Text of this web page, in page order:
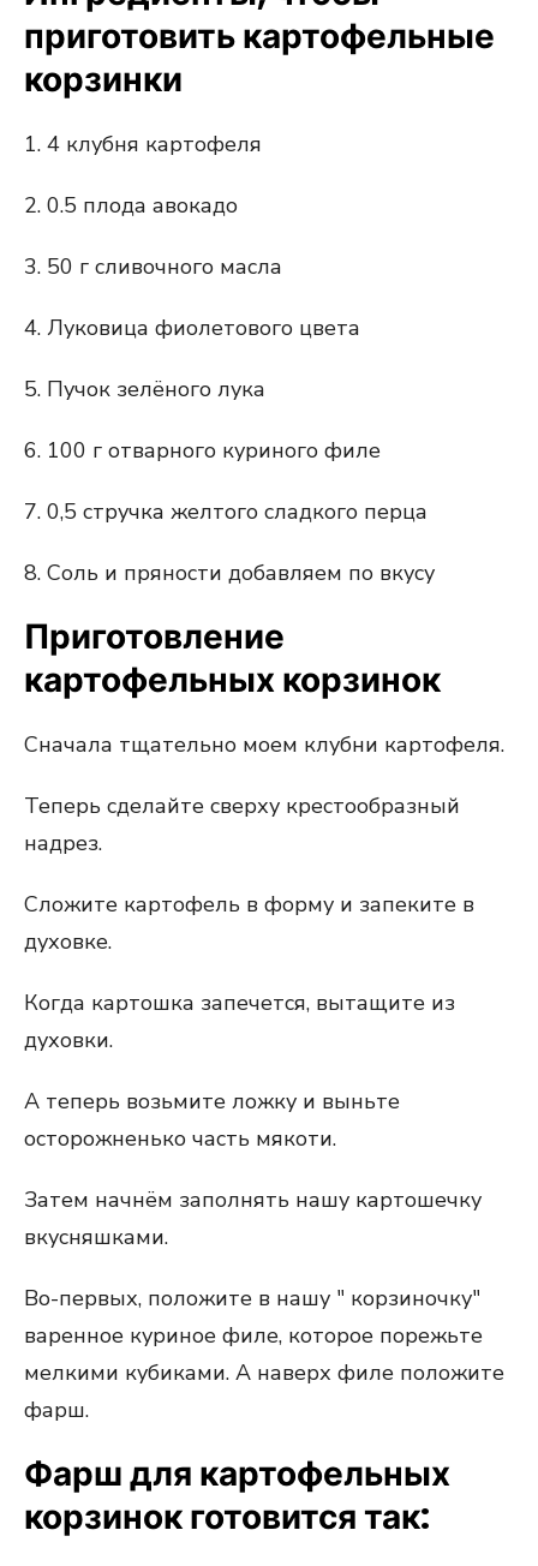
приготовить картофельные
корзинки
1. 4 клубня картофеля
2. 0.5 плода авокадо
3. 50 г сливочного масла
4. Луковица фиолетового цвета
5. Пучок зелёного лука
6. 100 г отварного куриного филе
7. 0,5 стручка желтого сладкого перца
8. Соль и пряности добавляем по вкусу
Приготовление
картофельных корзинок
Сначала тщательно моем клубни картофеля.
Теперь сделайте сверху крестообразный
надрез.
Сложите картофель в форму и запеките в
духовке.
Когда картошка запечется, вытащите из
духовки.
А теперь возьмите ложку и выньте
осторожненько часть мякоти.
Затем начнём заполнять нашу картошечку
вкусняшками.
Во-первых, положите в нашу " корзиночку"
варенное куриное филе, которое порежьте
мелкими кубиками. А наверх филе положите
фарш.
Фарш для картофельных
корзинок готовится так: